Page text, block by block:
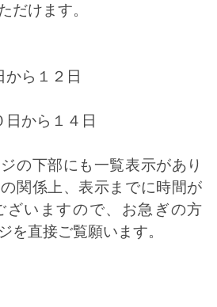
だけます。
ら１２日
から１４日
の下部にも一覧表示があり
関係上、表示までに時間が
ざいますので、お急ぎの方
を直接ご覧願います。